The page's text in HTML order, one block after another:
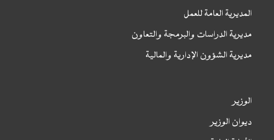
المديرية العامة للعمل
مديرية الدراسات والبرمجة والتعاون
مديرية الشؤون الإدارية والمالية
الوزير
ديوان الوزير